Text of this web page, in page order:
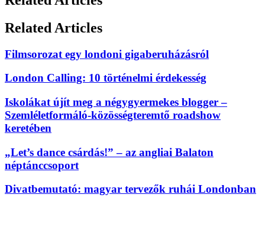
Related Articles
Filmsorozat egy londoni gigaberuházásról
London Calling: 10 történelmi érdekesség
Iskolákat újít meg a négygyermekes blogger –
Szemléletformáló-közösségteremtő roadshow
keretében
„Let’s dance csárdás!” – az angliai Balaton
néptánccsoport
Divatbemutató: magyar tervezők ruhái Londonban